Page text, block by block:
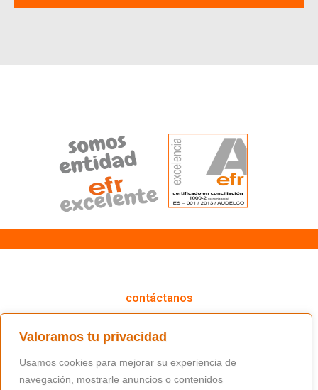
Valoramos tu privacidad
Usamos cookies para mejorar su experiencia de
navegación, mostrarle anuncios o contenidos
contáctanos
(+34) 91 766 98 56 / fundacion@masfamilia.org
síguenos en nuestras redes sociales